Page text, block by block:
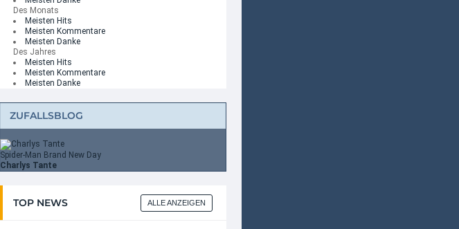
Des Monats
Meisten Hits
Meisten Kommentare
Meisten Danke
Des Jahres
Meisten Hits
Meisten Kommentare
Meisten Danke
ZUFALLSBLOG
Spider-Man Brand New Day
Charlys Tante
TOP NEWS ALLE ANZEIGEN